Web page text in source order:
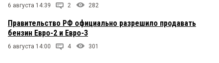
6 августа 14:39 2 282
Правительство РФ официально разрешило продавать
бензин Евро-2 и Евро-3
6 августа 14:00 4 301